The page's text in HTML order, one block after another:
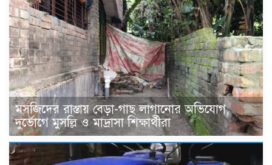
মসজিদের রাস্তায় বেড়া-গাছ লাগানোর অভিযোগ,
দুর্ভোগে মুসল্লি ও মাদ্রাসা শিক্ষার্থীরা